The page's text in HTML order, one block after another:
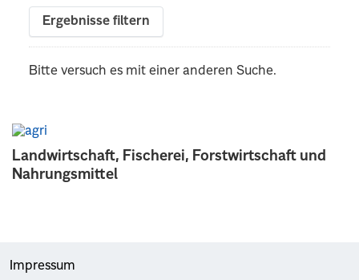
Landwirtschaft, Fischerei, Forstwirtschaft und
Nahrungsmittel
Ergebnisse filtern
Bitte versuch es mit einer anderen Suche.
Impressum